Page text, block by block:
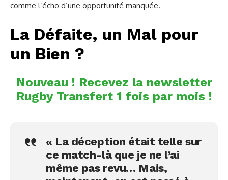
comme l’écho d’une opportunité manquée.
La Défaite, un Mal pour
un Bien ?
Nouveau ! Recevez la newsletter
Rugby Transfert 1 fois par mois !
« La déception était telle sur
ce match-là que je ne l’ai
même pas revu… Mais,